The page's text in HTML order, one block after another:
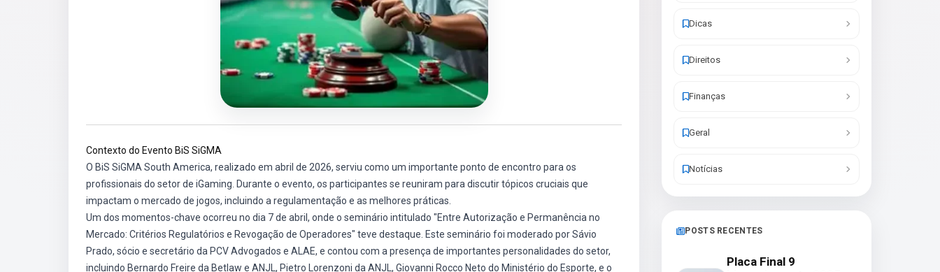
Contexto do Evento BiS SiGMA
O BiS SiGMA South America, realizado em abril de 2026, serviu como um importante ponto de encontro para os
profissionais do setor de iGaming. Durante o evento, os participantes se reuniram para discutir tópicos cruciais que
impactam o mercado de jogos, incluindo a regulamentação e as melhores práticas.
Um dos momentos-chave ocorreu no dia 7 de abril, onde o seminário intitulado "Entre Autorização e Permanência no
Mercado: Critérios Regulatórios e Revogação de Operadores" teve destaque. Este seminário foi moderado por Sávio
Prado, sócio e secretário da PCV Advogados e ALAE, e contou com a presença de importantes personalidades do setor,
incluindo Bernardo Freire da Betlaw e ANJL, Pietro Lorenzoni da ANJL, Giovanni Rocco Neto do Ministério do Esporte, e o
Dicas
Direitos
Finanças
Geral
Notícias
POSTS RECENTES
Placa Final 9